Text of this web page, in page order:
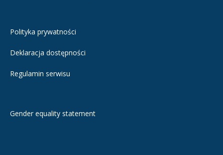
Polityka prywatności
Deklaracja dostępności
Regulamin serwisu
Gender equality statement